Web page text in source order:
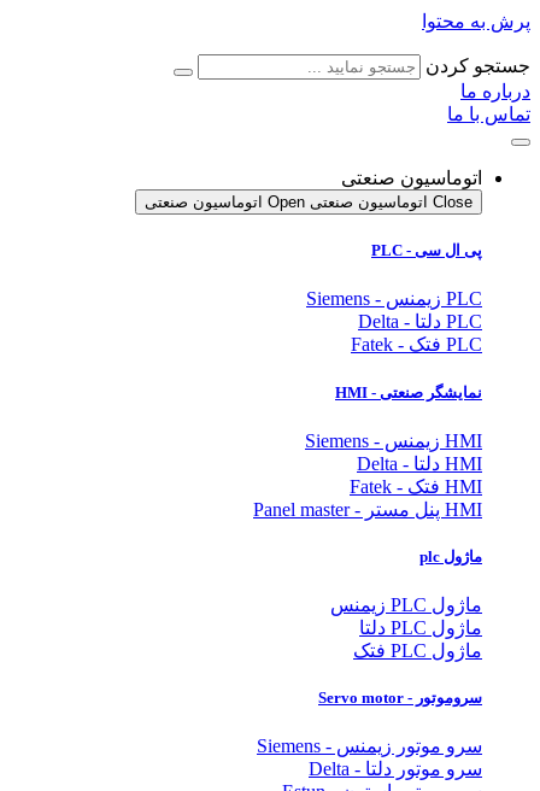
پرش به محتوا
جستجو کردن
درباره ما
تماس با ما
اتوماسیون صنعتی
Close اتوماسیون صنعتی Open اتوماسیون صنعتی
پی ال سی - PLC
PLC زیمنس - Siemens
PLC دلتا - Delta
PLC فتک - Fatek
نمایشگر صنعتی - HMI
HMI زیمنس - Siemens
HMI دلتا - Delta
HMI فتک - Fatek
HMI پنل مستر - Panel master
ماژول plc
ماژول PLC زیمنس
ماژول PLC دلتا
ماژول PLC فتک
سروموتور - Servo motor
سرو موتور زیمنس - Siemens
سرو موتور دلتا - Delta